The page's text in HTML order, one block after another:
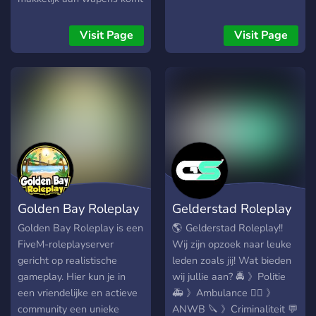
heeft 🚗 Veel auto's 👷🏻‍♂️
Veel job's 🔪Waar Combat
& Roleplay samen komt! 😈
tegemoet komen in de stad!
Dus join allemaal via
connect
185.251.228.33:30186
Visit Page Visit Page
Golden Bay Roleplay
Golden Bay Roleplay is een
FiveM-roleplayserver
gericht op realistische
gameplay. Hier kun je in
een vriendelijke en actieve
community een unieke
Gelderstad Roleplay
🌎 Gelderstad Roleplay!!
Wij zijn opzoek naar leuke
leden zoals jij! Wat bieden
wij jullie aan? 🚔 》Politie
🚑 》Ambulance 👷‍♂️ 》
ANWB 🔪 》Criminaliteit 💬